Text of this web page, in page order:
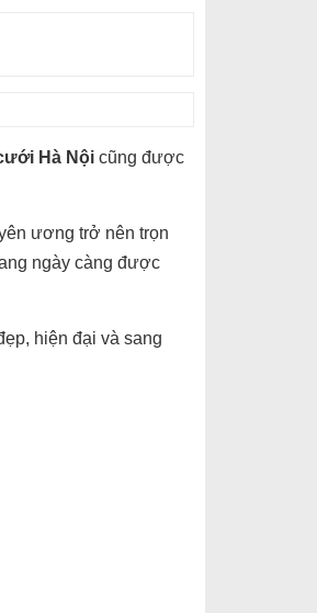
Hà Nội cũng được
ương trở nên trọn
ngày càng được
hiện đại và sang